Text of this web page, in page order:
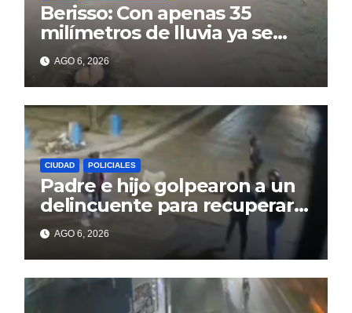
Berisso: Con apenas 35
milímetros de lluvia ya se
sienten los problemas
AGO 6, 2026
CIUDAD POLICIALES
Padre e hijo golpearon a un
delincuente para recuperar
un celular robado en Berisso
AGO 6, 2026